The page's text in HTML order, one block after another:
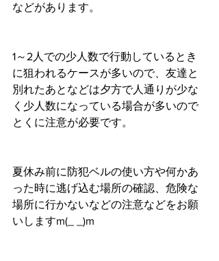
などがあります。
1～2人での少人数で行動しているとき
に狙われるケースが多いので、友達と
別れたあとなどは夕方で人通りが少な
く少人数になっている場合が多いので
とくに注意が必要です。
夏休み前に防犯ベルの使い方や何かあ
った時に逃げ込む場所の確認、危険な
場所に行かないなどの注意などをお願
いしますm(_ _)m